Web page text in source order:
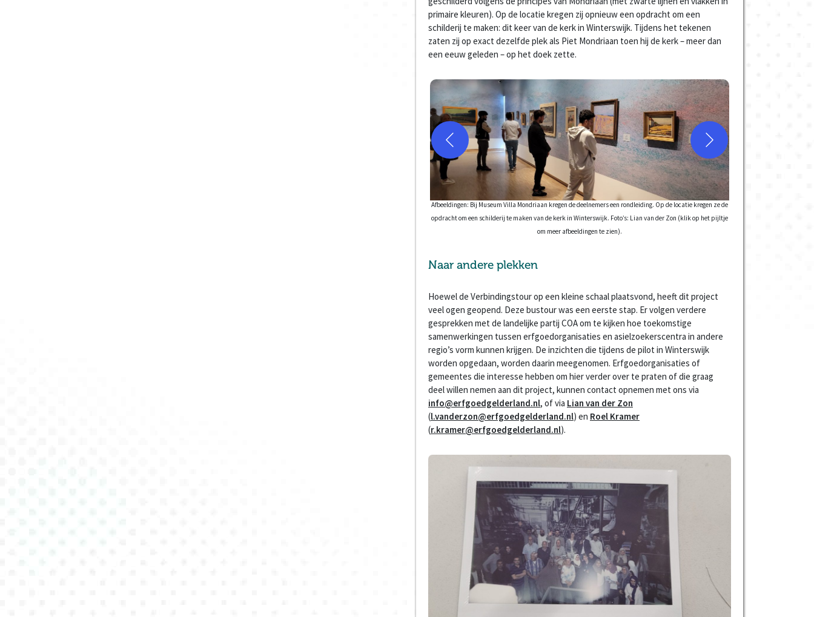
primaire kleuren). Op de locatie kregen zij opnieuw een opdracht om een
schilderij te maken: dit keer van de kerk in Winterswijk. Tijdens het tekenen
zaten zij op exact dezelfde plek als Piet Mondriaan toen hij de kerk – meer dan
een eeuw geleden – op het doek zette.
Afbeeldingen: Bij Museum Villa Mondriaan kregen de deelnemers een rondleiding. Op de locatie kregen ze de
opdracht om een schilderij te maken van de kerk in Winterswijk. Foto’s: Lian van der Zon (klik op het pijltje
om meer afbeeldingen te zien).
Naar andere plekken
Hoewel de Verbindingstour op een kleine schaal plaatsvond, heeft dit project
veel ogen geopend. Deze bustour was een eerste stap. Er volgen verdere
gesprekken met de landelijke partij COA om te kijken hoe toekomstige
samenwerkingen tussen erfgoedorganisaties en asielzoekerscentra in andere
regio’s vorm kunnen krijgen. De inzichten die tijdens de pilot in Winterswijk
worden opgedaan, worden daarin meegenomen. Erfgoedorganisaties of
gemeentes die interesse hebben om hier verder over te praten of die graag
deel willen nemen aan dit project, kunnen contact opnemen met ons via
info@erfgoedgelderland.nl, of via Lian van der Zon
(l.vanderzon@erfgoedgelderland.nl) en Roel Kramer
(r.kramer@erfgoedgelderland.nl).